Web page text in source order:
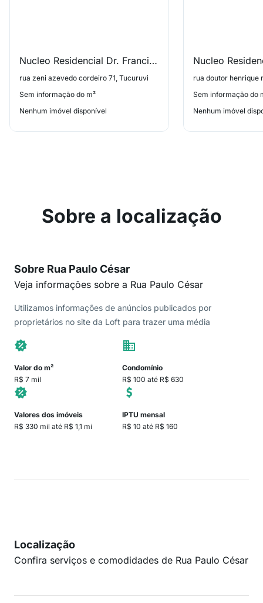
Nucleo Residencial Dr. Francisco Morato de Oliveira
rua zeni azevedo cordeiro 71, Tucuruvi
Sem informação do m²
Nenhum imóvel disponível
rua doutor henrique
Sem informação do
Nenhum imóvel
Sobre a localização
Sobre Rua Paulo César
Veja informações sobre a Rua Paulo César
Utilizamos informações de anúncios publicados por
proprietários no site da Loft para trazer uma média
Valor do m²
R$ 7 mil
Condomínio
R$ 100 até R$ 630
Valores dos imóveis
R$ 330 mil até R$ 1,1 mi
IPTU mensal
R$ 10 até R$ 160
Localização
Confira serviços e comodidades de Rua Paulo César